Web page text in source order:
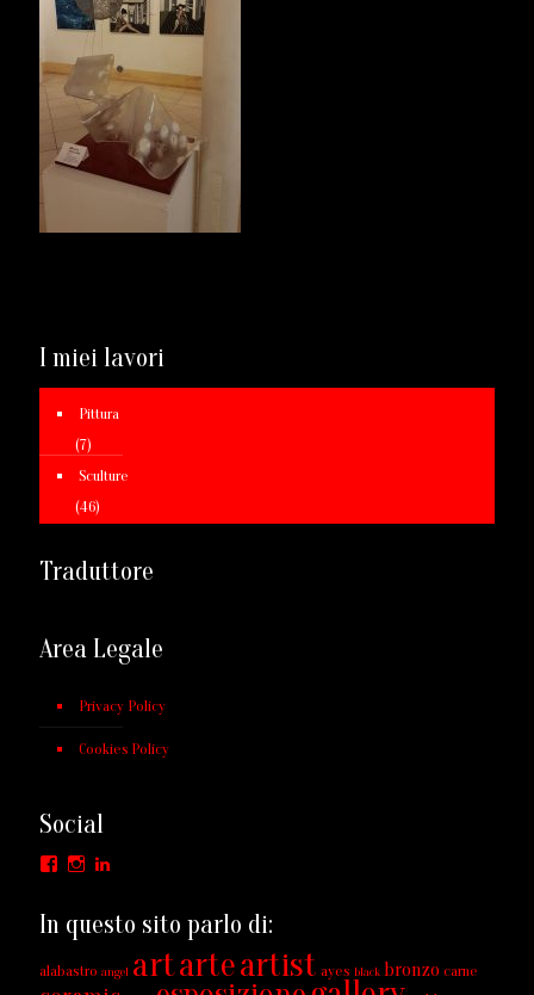
I miei lavori
Pittura
(7)
Sculture
(46)
Traduttore
Area Legale
Privacy Policy
Cookies Policy
Social
Facebook
Instagram
In questo sito parlo di:
alabastro angel artarteartist ayes black bronzo carne